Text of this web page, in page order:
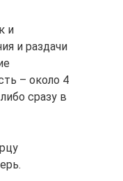
и
и раздачи
– около 4
сразу в